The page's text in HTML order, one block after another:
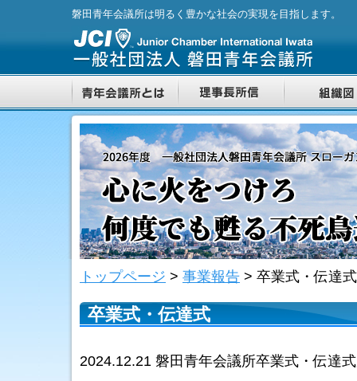
磐田青年会議所は明るく豊かな社会の実現を目指します。
トップページ > 事業報告 > 卒業式・伝達式
卒業式・伝達式
2024.12.21 磐田青年会議所卒業式・伝達